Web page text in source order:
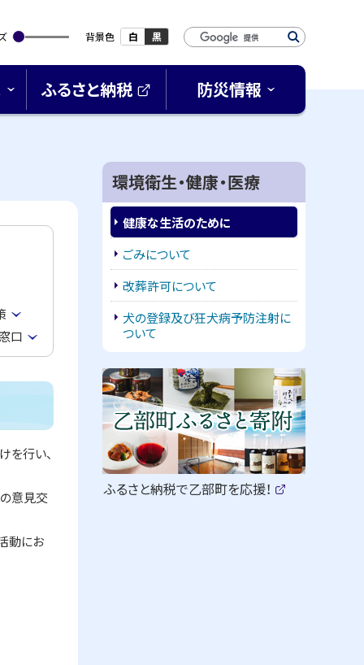
背景色 白 黒
検
キ
ー
ワ
ふるさと納税
外
イ
ト
)
防災情報
口
を行い、
意見交
動にお
環境衛生・健康・医療
健康な生活のために
ごみについて
改葬許可について
犬の登録及び狂犬病予防注射に
ついて
サ
イ
ド
・
ピ
ッ
ク
ア
ッ
ふるさと納税で乙部町を応援！ （
新